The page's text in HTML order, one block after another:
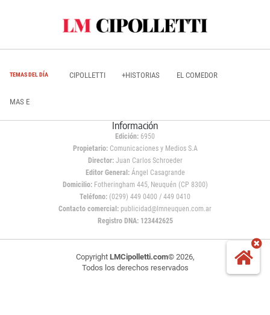
TEMAS DEL DÍA CIPOLLETTI +HISTORIAS EL COMEDOR
MAS E
Información
Edición: 6950
Propietario:Comunicaciones y Medios S.A
Director: Juan Carlos Schroeder
Editor General:Ángel Casagrande
Domicilio:Fotheringham 445, Neuquén (CP 8300)
Teléfono: (0299) 449 0400 / 449 0410
Contacto comercial: publicidad@lmneuquen.com.ar
Registro DNA: 123442625
Copyright LMCipolletti.com© 2026,
Todos los derechos reservados